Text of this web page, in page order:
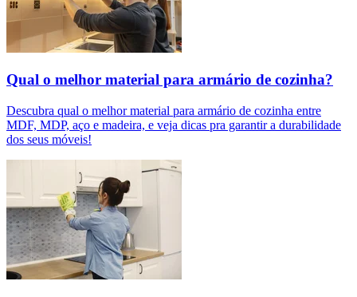
Qual o melhor material para armário de cozinha?
Descubra qual o melhor material para armário de cozinha entre
MDF, MDP, aço e madeira, e veja dicas pra garantir a durabilidade
dos seus móveis!